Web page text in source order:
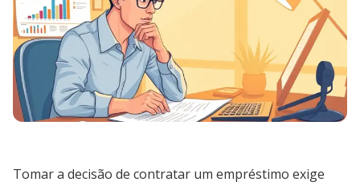
Tomar a decisão de contratar um empréstimo exige